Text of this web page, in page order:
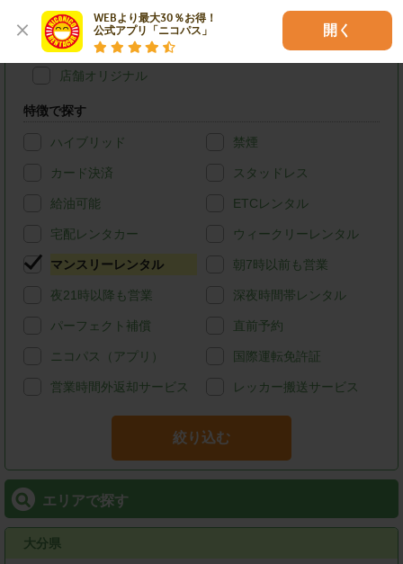
WEBより最大30％お得！
公式アプリ「ニコパス」
開く
(タウンエースバン、ライトエースバン等)
トラック・バン
(ハイエースバン・キャラバン等)
店舗オリジナル
特徴で探す
ハイブリッド 禁煙
カード決済 スタッドレス
給油可能 ETCレンタル
宅配レンタカー ウィークリーレンタル
マンスリーレンタル 朝7時以前も営業
夜21時以降も営業 深夜時間帯レンタル
パーフェクト補償 直前予約
ニコパス（アプリ） 国際運転免許証
営業時間外返却サービス レッカー搬送サービス
絞り込む
エリアで探す
大分県